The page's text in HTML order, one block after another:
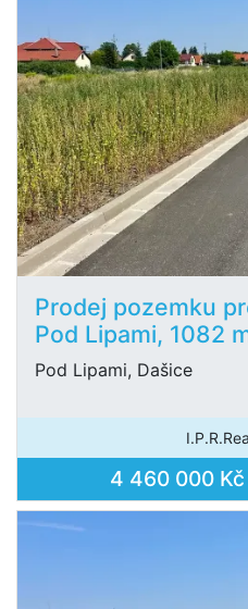
Prodej pozemku
Pod Lipami, 1082
Pod Lipami, Dašice
4 460 000 Kč